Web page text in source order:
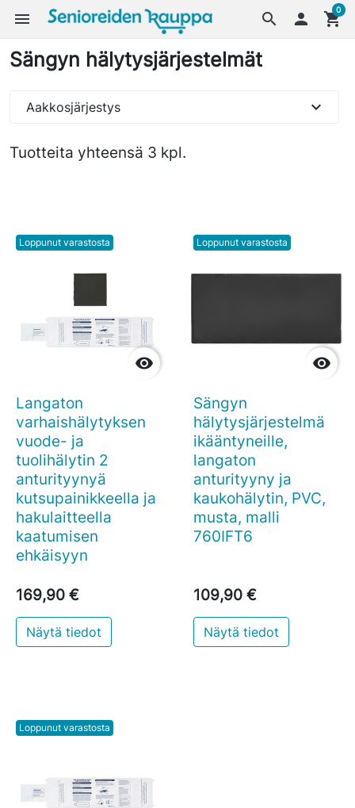
search
menu  shopping_cart
0
Sängyn hälytysjärjestelmät
Tuotteita yhteensä 3 kpl.
Aakkosjärjestys expand_more
Loppunut varastosta

Langaton
varhaishälytyksen
vuode- ja
tuolihälytin 2
anturityynyä
kutsupainikkeella ja
hakulaitteella
kaatumisen
ehkäisyyn
169,90 €
Näytä tiedot
Loppunut varastosta

Sängyn
hälytysjärjestelmä
ikääntyneille,
langaton
anturityyny ja
kaukohälytin, PVC,
musta, malli
760IFT6
109,90 €
Näytä tiedot
Loppunut varastosta